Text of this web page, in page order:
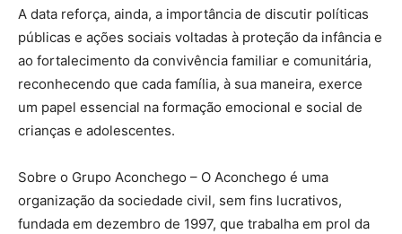
A data reforça, ainda, a importância de discutir políticas
públicas e ações sociais voltadas à proteção da infância e
ao fortalecimento da convivência familiar e comunitária,
reconhecendo que cada família, à sua maneira, exerce
um papel essencial na formação emocional e social de
crianças e adolescentes.
Sobre o Grupo Aconchego – O Aconchego é uma
organização da sociedade civil, sem fins lucrativos,
fundada em dezembro de 1997, que trabalha em prol da